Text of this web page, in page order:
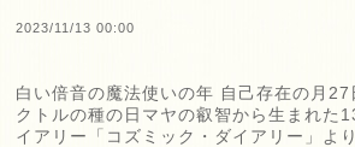
2023/11/13 00:00
白い倍音の魔法使いの年 自己存在の月
クトルの種の日マヤの叡智から生まれた
イアリー「コズミック・ダイアリー」よ